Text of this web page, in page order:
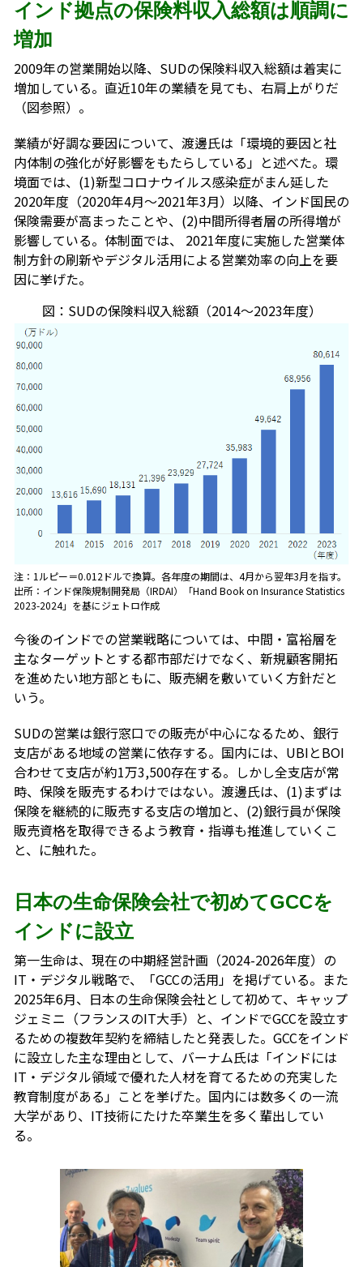
インド拠点の保険料収入総額は順調に
増加
2009年の営業開始以降、SUDの保険料収入総額は着実に
増加している。直近10年の業績を見ても、右肩上がりだ
（図参照）。
業績が好調な要因について、渡邊氏は「環境的要因と社
内体制の強化が好影響をもたらしている」と述べた。環
境面では、(1)新型コロナウイルス感染症がまん延した
2020年度（2020年4月～2021年3月）以降、インド国民の
保険需要が高まったことや、(2)中間所得者層の所得増が
影響している。体制面では、 2021年度に実施した営業体
制方針の刷新やデジタル活用による営業効率の向上を要
因に挙げた。
図：SUDの保険料収入総額（2014～2023年度）
注：1ルピー＝0.012ドルで換算。各年度の期間は、4月から翌年3月を指す。
出所：インド保険規制開発局（IRDAI）「Hand Book on Insurance Statistics
2023-2024」を基にジェトロ作成
今後のインドでの営業戦略については、中間・富裕層を
主なターゲットとする都市部だけでなく、新規顧客開拓
を進めたい地方部ともに、販売網を敷いていく方針だと
いう。
SUDの営業は銀行窓口での販売が中心になるため、銀行
支店がある地域の営業に依存する。国内には、UBIとBOI
合わせて支店が約1万3,500存在する。しかし全支店が常
時、保険を販売するわけではない。渡邊氏は、(1)まずは
保険を継続的に販売する支店の増加と、(2)銀行員が保険
販売資格を取得できるよう教育・指導も推進していくこ
と、に触れた。
日本の生命保険会社で初めてGCCを
インドに設立
第一生命は、現在の中期経営計画（2024-2026年度）の
IT・デジタル戦略で、「GCCの活用」を掲げている。また
2025年6月、日本の生命保険会社として初めて、キャップ
ジェミニ（フランスのIT大手）と、インドでGCCを設立す
るための複数年契約を締結したと発表した。GCCをインド
に設立した主な理由として、バーナム氏は「インドには
IT・デジタル領域で優れた人材を育てるための充実した
教育制度がある」ことを挙げた。国内には数多くの一流
大学があり、IT技術にたけた卒業生を多く輩出してい
る。